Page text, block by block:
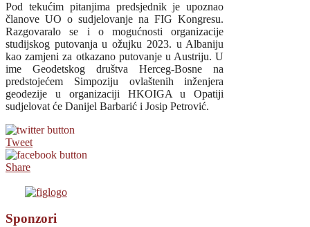
Pod tekućim pitanjima predsjednik je upoznao
članove UO o sudjelovanje na FIG Kongresu.
Razgovaralo se i o mogućnosti organizacije
studijskog putovanja u ožujku 2023. u Albaniju
kao zamjeni za otkazano putovanje u Austriju. U
ime Geodetskog društva Herceg-Bosne na
predstojećem Simpoziju ovlaštenih inženjera
geodezije u organizaciji HKOIGA u Opatiji
sudjelovat će Danijel Barbarić i Josip Petrović.
Tweet
Share
Sponzori